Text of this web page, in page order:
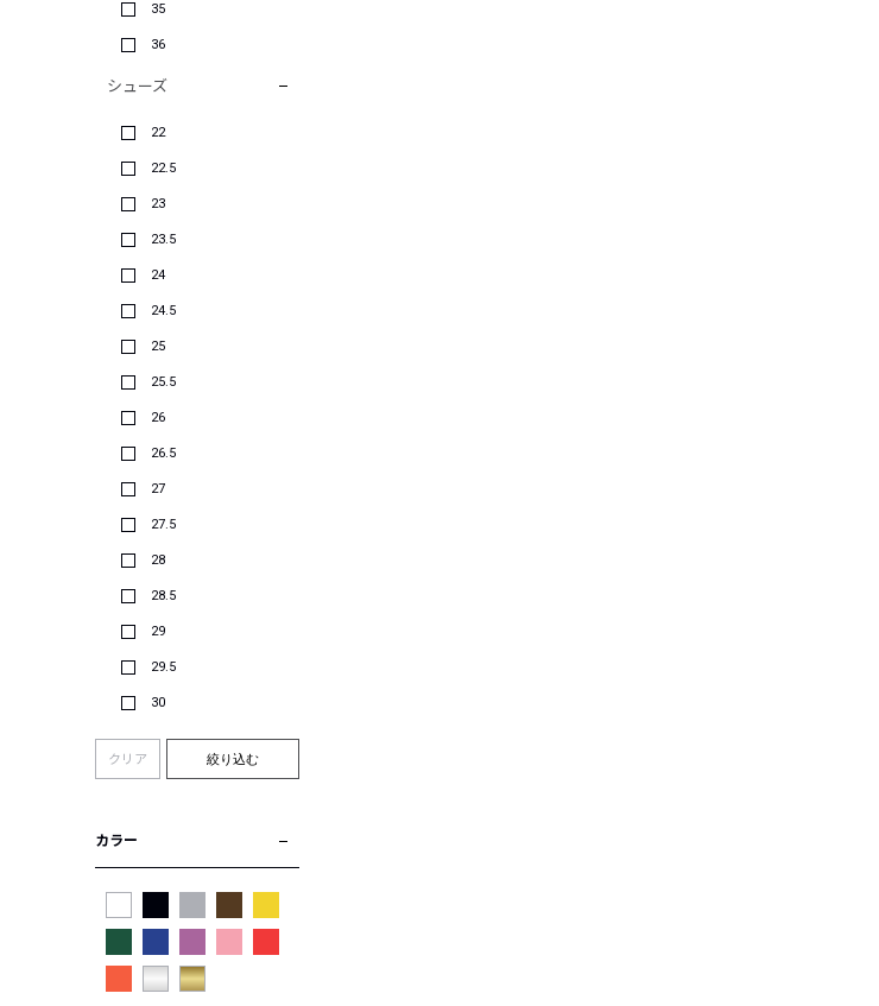
35
36
シューズ
22
22.5
23
23.5
24
24.5
25
25.5
26
26.5
27
27.5
28
28.5
29
29.5
30
クリア 絞り込む
カラー